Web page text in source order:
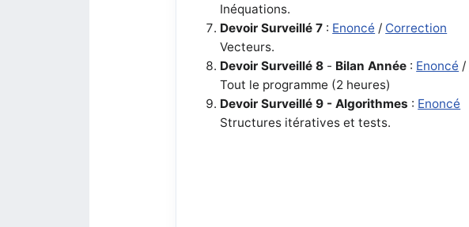
Inéquations.
Devoir Surveillé 7 : Enoncé / Correction
Vecteurs.
Devoir Surveillé 8 - Bilan Année : Enoncé /
Tout le programme (2 heures)
Devoir Surveillé 9 - Algorithmes : Enoncé
Structures itératives et tests.